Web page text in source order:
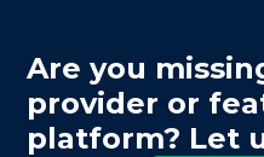
Are you
provider or
platform? Let